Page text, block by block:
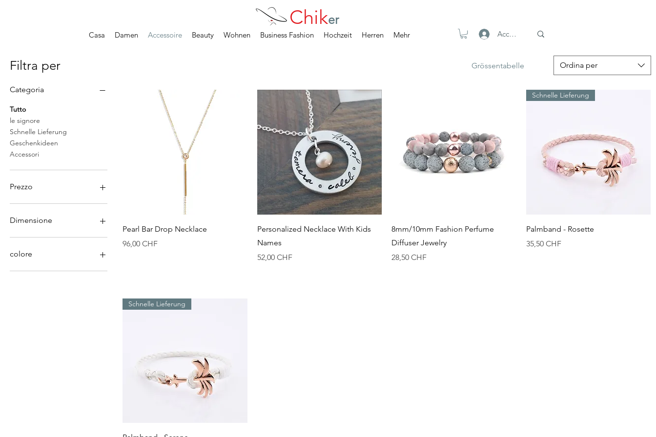
Chiker
Casa Damen Accessoire Beauty Wohnen Business Fashion Hochzeit Herren Mehr Accedi
Filtra per
Categoria
Tutto
le signore
Schnelle Lieferung
Geschenkideen
Accessori
Prezzo
Dimensione
LARGE 19cm
MEDIUM 17cm
colore
1#
Ordina per
Vista rapida
Pearl Bar Drop Necklace
Prezzo
96,00 CHF
Vista rapida
Personalized Necklace With Kids
Names
Prezzo
52,00 CHF
Vista rapida
8mm/10mm Fashion Perfume
Diffuser Jewelry
Prezzo
28,50 CHF
Vista rapida
Schnelle Lieferung
Palmband - Rosette
Prezzo
35,50 CHF
Vista rapida
Schnelle Lieferung
Grössentabelle